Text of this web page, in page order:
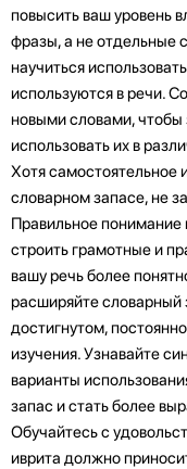
повысить ваш уровень
фразы, а не отдельные
научиться
используются в речи.
новыми словами, чтобы
использовать их в
Хотя самостоятельное
словарном запасе, не
Правильное
строить грамотные и
вашу речь более
расширяйте словарный
достигнутом,
изучения. Узнавайте
варианты
запас и стать более
Обучайтесь с
иврита должно